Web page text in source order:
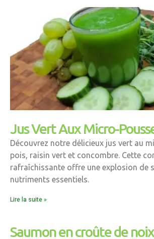
Jus Vert Aux Micro-
Découvrez notre délicieux jus vert au
pois, raisin vert et concombre. Cette
rafraîchissante offre une explosion de
nutriments essentiels.
Lire la suite »
Saumon en croûte de